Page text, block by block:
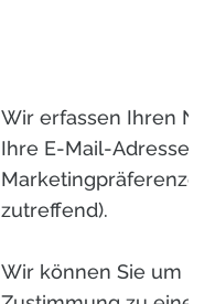
Wir erfassen Ihren
Ihre E-Mail-Adresse
zutreffend).
Wir können Sie um